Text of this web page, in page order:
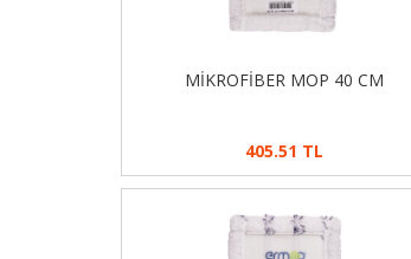
MİKROFİBER MOP 40 CM
405.51 TL